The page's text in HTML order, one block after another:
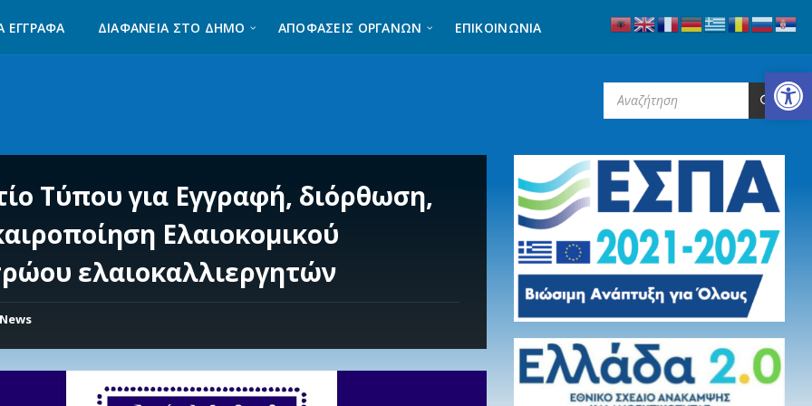
Ανοίξτε τη γραμμή εργαλείων
ΈΓΓΡΑΦΑ ΔΙΑΦΆΝΕΙΑ ΣΤΟ ΔΉΜΟ ΑΠΟΦΑΣΕΙΣ ΟΡΓΑΝΩΝ ΕΠΙΚΟΙΝΩΝΊΑ
Τύπου για Εγγραφή, διόρθωση,
Ελαιοκομικού
ελαιοκαλλιεργητών
News